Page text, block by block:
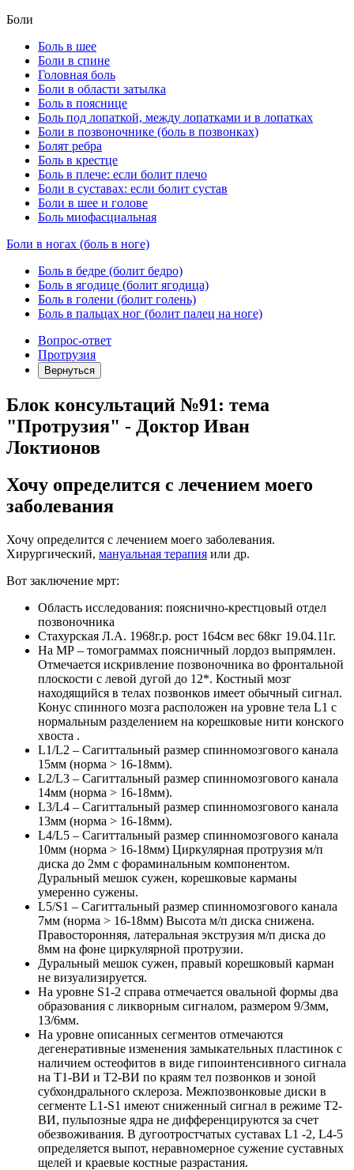
Боли
Боль в шее
Боли в спине
Головная боль
Боли в области затылка
Боль в пояснице
Боль под лопаткой, между лопатками и в лопатках
Боли в позвоночнике (боль в позвонках)
Болят ребра
Боль в крестце
Боль в плече: если болит плечо
Боли в суставах: если болит сустав
Боли в шее и голове
Боль миофасциальная
Боли в ногах (боль в ноге)
Боль в бедре (болит бедро)
Боль в ягодице (болит ягодица)
Боль в голени (болит голень)
Боль в пальцах ног (болит палец на ноге)
Вопрос-ответ
Протрузия
Вернуться
Блок консультаций №91: тема
"Протрузия" - Доктор Иван
Локтионов
Хочу определится с лечением моего
заболевания
Хочу определится с лечением моего заболевания.
Хирургический, мануальная терапия или др.
Вот заключение мрт:
Область исследования: пояснично-крестцовый отдел
позвоночника
Стахурская Л.А. 1968г.р. рост 164см вес 68кг 19.04.11г.
На МР – томограммах поясничный лордоз выпрямлен.
Отмечается искривление позвоночника во фронтальной
плоскости с левой дугой до 12*. Костный мозг
находящийся в телах позвонков имеет обычный сигнал.
Конус спинного мозга расположен на уровне тела L1 с
нормальным разделением на корешковые нити конского
хвоста .
L1/L2 – Сагиттальный размер спинномозгового канала
15мм (норма > 16-18мм).
L2/L3 – Сагиттальный размер спинномозгового канала
14мм (норма > 16-18мм).
L3/L4 – Сагиттальный размер спинномозгового канала
13мм (норма > 16-18мм).
L4/L5 – Сагиттальный размер спинномозгового канала
10мм (норма > 16-18мм) Циркулярная протрузия м/п
диска до 2мм с фораминальным компонентом.
Дуральный мешок сужен, корешковые карманы
умеренно сужены.
L5/S1 – Сагиттальный размер спинномозгового канала
7мм (норма > 16-18мм) Высота м/п диска снижена.
Правосторонняя, латеральная экструзия м/п диска до
8мм на фоне циркулярной протрузии.
Дуральный мешок сужен, правый корешковый карман
не визуализируется.
На уровне S1-2 справа отмечается овальной формы два
образования с ликворным сигналом, размером 9/3мм,
13/6мм.
На уровне описанных сегментов отмечаются
дегенеративные изменения замыкательных пластинок с
наличием остеофитов в виде гипоинтенсивного сигнала
на Т1-ВИ и Т2-ВИ по краям тел позвонков и зоной
субхондрального склероза. Межпозвонковые диски в
сегменте L1-S1 имеют сниженный сигнал в режиме Т2-
ВИ, пульпозные ядра не дифференцируются за счет
обезвоживания. В дугоотростчатых суставах L1 -2, L4-5
определяется выпот, неравномерное сужение суставных
щелей и краевые костные разрастания.